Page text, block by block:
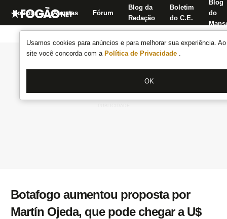
Usamos cookies para anúncios e para melhorar sua experiência.
site você concorda com a Política de Privacidade .
OK
Notícias Apostas Fórum
Blog da
Redação
Boletim
do C.E.
Blog
do
Botafogo aumentou proposta por
Martín Ojeda, que pode chegar a U$